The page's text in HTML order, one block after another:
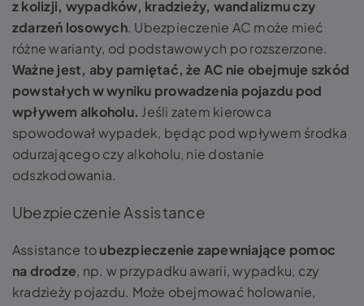
z kolizji, wypadków, kradzieży, wandalizmu czy
zdarzeń losowych. Ubezpieczenie AC może mieć
różne warianty, od podstawowych po rozszerzone.
Ważne jest, aby pamiętać, że AC nie obejmuje szkód
powstałych w wyniku prowadzenia pojazdu pod
wpływem alkoholu. Jeśli zatem kierowca
spowodował wypadek, będąc pod wpływem środka
odurzającego czy alkoholu, nie dostanie
odszkodowania.
Ubezpieczenie Assistance
Assistance toubezpieczenie zapewniające pomoc
na drodze, np. w przypadku awarii, wypadku, czy
kradzieży pojazdu. Może obejmować holowanie,